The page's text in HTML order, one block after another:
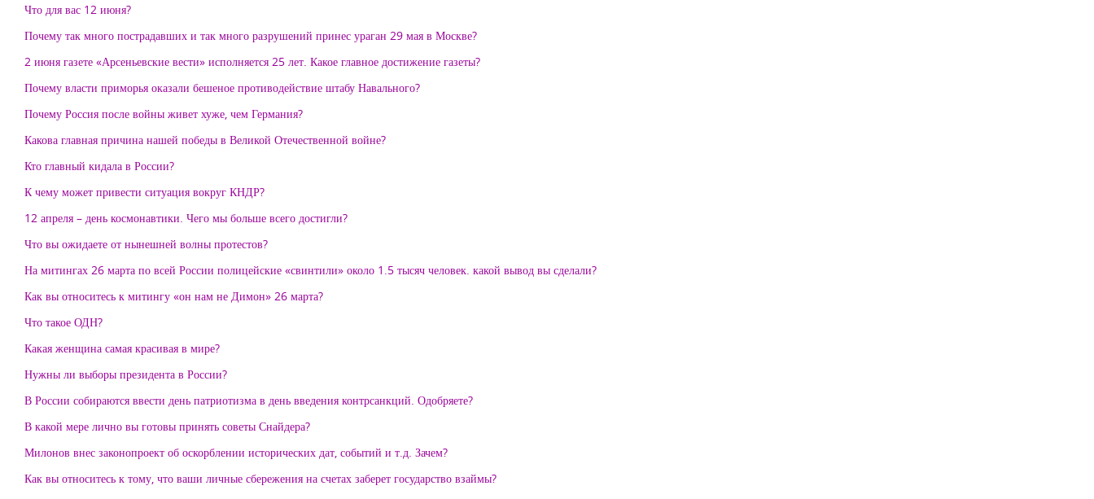
Что для вас 12 июня?
Почему так много пострадавших и так много разрушений принес ураган 29 мая в Москве?
2 июня газете «Арсеньевские вести» исполняется 25 лет. Какое главное достижение газеты?
Почему власти приморья оказали бешеное противодействие штабу Навального?
Почему Россия после войны живет хуже, чем Германия?
Какова главная причина нашей победы в Великой Отечественной войне?
Кто главный кидала в России?
К чему может привести ситуация вокруг КНДР?
12 апреля – день космонавтики. Чего мы больше всего достигли?
Что вы ожидаете от нынешней волны протестов?
На митингах 26 марта по всей России полицейские «свинтили» около 1.5 тысяч человек. какой вывод вы сделали?
Как вы относитесь к митингу «он нам не Димон» 26 марта?
Что такое ОДН?
Какая женщина самая красивая в мире?
Нужны ли выборы президента в России?
В России собираются ввести день патриотизма в день введения контрсанкций. Одобряете?
В какой мере лично вы готовы принять советы Снайдера?
Милонов внес законопроект об оскорблении исторических дат, событий и т.д. Зачем?
Как вы относитесь к тому, что ваши личные сбережения на счетах заберет государство взаймы?